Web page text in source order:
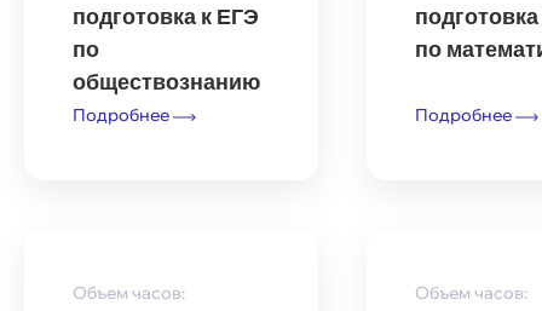
подготовка к ЕГЭ
по
обществознанию
Подробнее
по
Подробнее
Объем часов:
Объем часов: